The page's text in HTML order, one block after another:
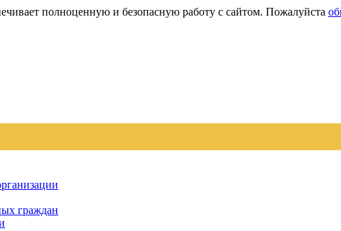
полноценную и безопасную работу с сайтом. Пожалуйста
граждан